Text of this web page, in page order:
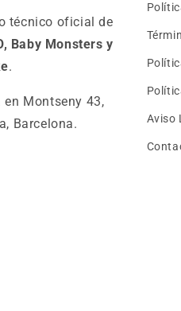
técnico oficial de
Baby Monsters y
.
Montseny 43,
Barcelona.
Aviso